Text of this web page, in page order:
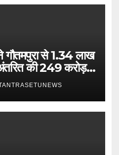
गौतमपुरा से 1.34 लाख
की 249 करोड़